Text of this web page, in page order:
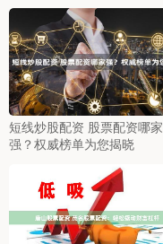
短线炒股配资 股票配资哪家
强？权威榜单为您揭晓